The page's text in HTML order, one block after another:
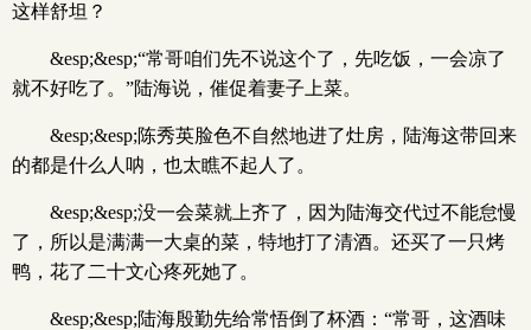
这样舒坦？
&esp;&esp;“常哥咱们先不说这个了，先吃饭，一会凉了
就不好吃了。”陆海说，催促着妻子上菜。
&esp;&esp;陈秀英脸色不自然地进了灶房，陆海这带回来
的都是什么人呐，也太瞧不起人了。
&esp;&esp;没一会菜就上齐了，因为陆海交代过不能怠慢
了，所以是满满一大桌的菜，特地打了清酒。还买了一只烤
鸭，花了二十文心疼死她了。
&esp;&esp;陆海殷勤先给常悟倒了杯酒：“常哥，这酒味